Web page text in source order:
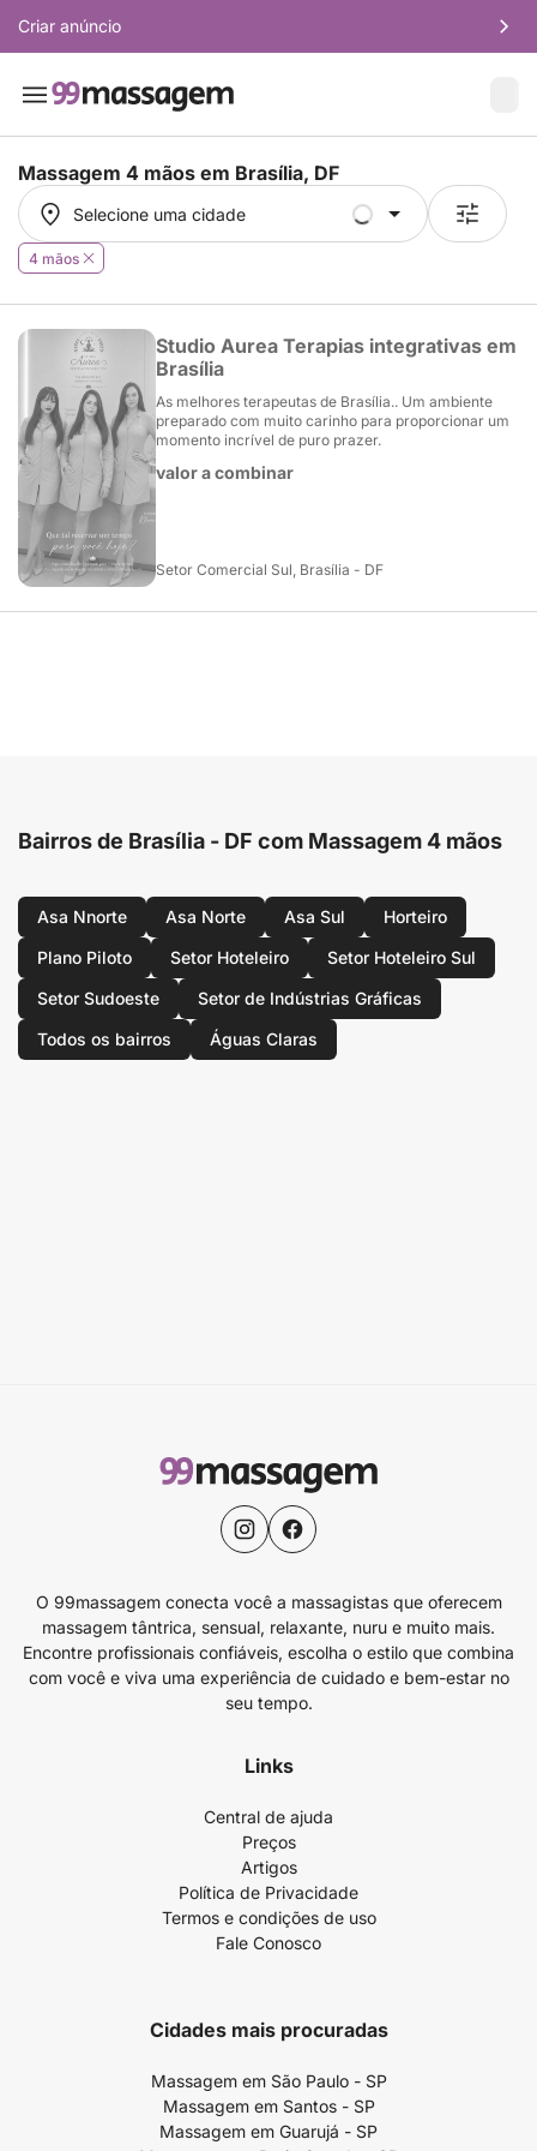
Criar anúncio
Massagem 4 mãos em Brasília, DF
Selecione uma cidade
Selecione uma cidade
4 mãos
Studio Aurea Terapias integrativas em
Brasília
As melhores terapeutas de Brasília.. Um ambiente
preparado com muito carinho para proporcionar um
momento incrível de puro prazer.
valor a combinar
Setor Comercial Sul, Brasília - DF
Bairros de Brasília - DF com Massagem 4 mãos
Asa Nnorte Asa Norte Asa Sul
Horteiro
Plano Piloto
Setor Hoteleiro
Setor Hoteleiro Sul
Setor Sudoeste
Setor de Indústrias Gráficas
Todos os bairros
Águas Claras
O 99massagem conecta você a massagistas que oferecem
massagem tântrica, sensual, relaxante, nuru e muito mais.
Encontre profissionais confiáveis, escolha o estilo que combina
com você e viva uma experiência de cuidado e bem-estar no
seu tempo.
Links
Central de ajuda
Preços
Artigos
Política de Privacidade
Termos e condições de uso
Fale Conosco
Cidades mais procuradas
Massagem em São Paulo - SP
Massagem em Santos - SP
Massagem em Guarujá - SP